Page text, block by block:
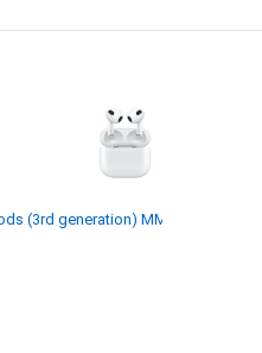
(3rd generation) MME73RU/A